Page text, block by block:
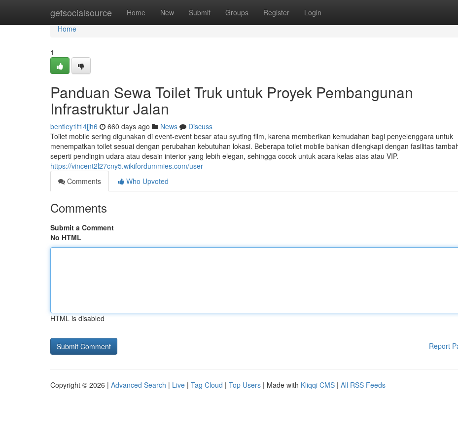
getsocialsource Home New Submit Groups Register Login
Home
Home
1
Panduan Sewa Toilet Truk untuk Proyek Pembangunan
Infrastruktur Jalan
bentley1t14jjh6 660 days ago News
Discuss
Toilet mobile sering digunakan di event-event besar atau syuting film, karena memberikan kemudahan bagi penyelenggara untuk
menempatkan toilet sesuai dengan perubahan kebutuhan lokasi. Beberapa toilet mobile bahkan dilengkapi dengan fasilitas
seperti pendingin udara atau desain interior yang lebih elegan, sehingga cocok untuk acara kelas atas atau VIP.
https://vincent2l27cny5.wikifordummies.com/user
Comments
Who Upvoted
Comments
Submit a Comment
No HTML
HTML is disabled
Report
Copyright © 2026 | Advanced Search | Live | Tag Cloud | Top Users | Made with Kliqqi CMS | All RSS Feeds